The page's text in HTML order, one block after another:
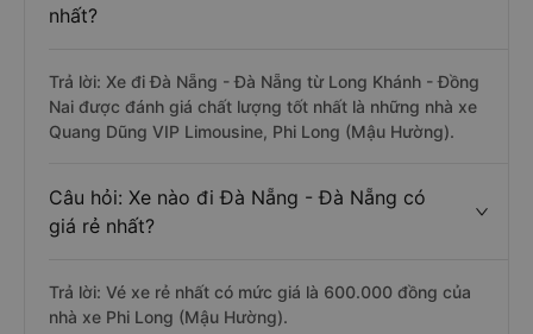
nhất?
Trả lời: Xe đi Đà Nẵng - Đà Nẵng từ Long Khánh - Đồng
Nai được đánh giá chất lượng tốt nhất là những nhà xe
Quang Dũng VIP Limousine, Phi Long (Mậu Hường).
Câu hỏi: Xe nào đi Đà Nẵng - Đà Nẵng có
giá rẻ nhất?
Trả lời: Vé xe rẻ nhất có mức giá là 600.000 đồng của
nhà xe Phi Long (Mậu Hường).